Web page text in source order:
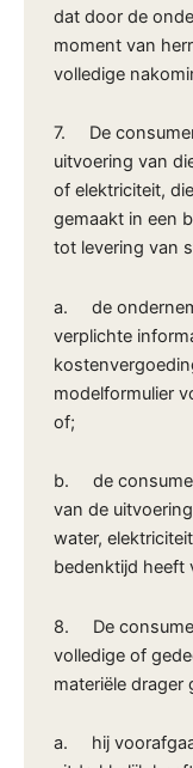
dat door de
moment van
volledige
7. De
uitvoering van
of elektriciteit,
gemaakt in een
tot levering van
a. de
verplichte
modelformulier
of;
b. de
van de
water,
bedenktijd heeft
8. De
volledige of
materiële drager
a. hij